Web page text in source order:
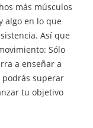
más músculos
algo en lo que
Así que
Sólo
a enseñar a
podrás superar
tu objetivo